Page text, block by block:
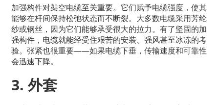
加强构件对架空电缆至关重要。它们赋予电缆强度，使其
能够在杆间保持松弛状态而不断裂。大多数电缆采用芳纶
纱或钢丝，因为它们能够承受很大的拉力。有了坚固的加
强构件，电缆就能经受住艰苦的安装、强风甚至冰冻的考
验。张紧也很重要——如果电缆下垂，传输速度和可靠性
会迅速下降。
3. 外套